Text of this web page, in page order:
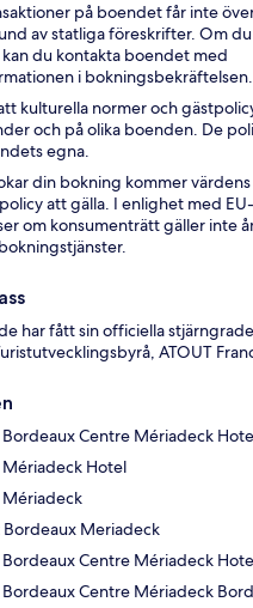
på boendet får inte
av statliga föreskrifter. Om
du kontakta boendet med
i bokningsbekräftelsen.
kulturella normer och
och på olika boenden. De
egna.
din bokning kommer värdens
att gälla. I enlighet med EU-
om konsumenträtt gäller inte
har fått sin officiella
ATOUT
Centre Mériadeck
Hotel
Meriadeck
Centre Mériadeck
Centre Mériadeck